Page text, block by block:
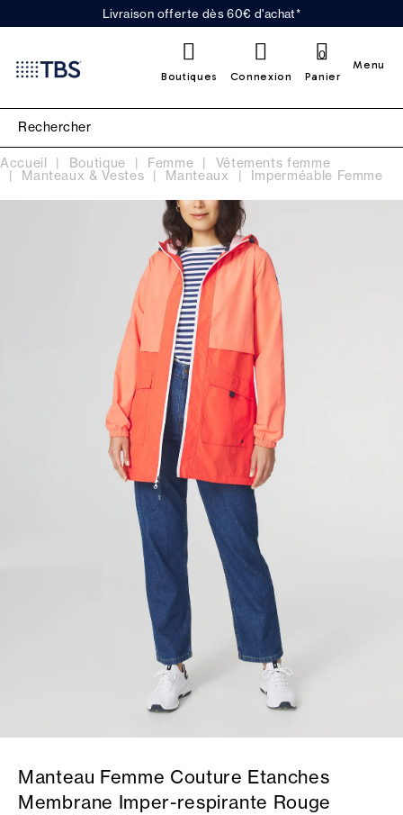
Livraison offerte dès 60€ d'achat*
Boutiques Connexion Panier
0
Menu
Accueil Boutique Femme Vêtements femme
Manteaux & Vestes Manteaux Imperméable Femme
Manteau Femme Couture Etanches
Membrane Imper-respirante Rouge